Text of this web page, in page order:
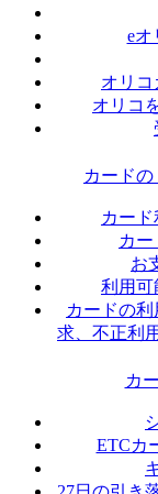
eオ
オリ
オリコ
カードの
カー
カ
お
利用可
カードの
求、不正利
カ
ETCカ